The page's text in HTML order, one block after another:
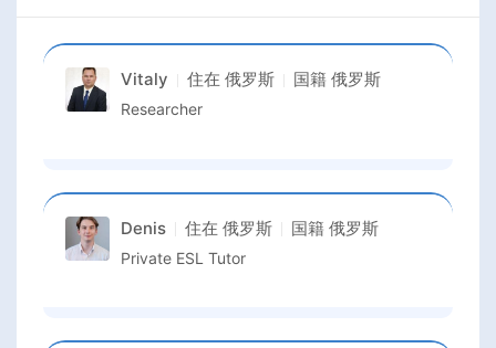
Vitaly 住在 俄罗斯 国籍 俄罗斯
Researcher
Denis 住在 俄罗斯 国籍 俄罗斯
Private ESL Tutor